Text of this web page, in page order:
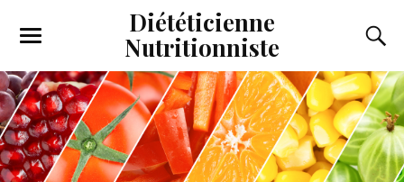
Diététicienne
Nutritionniste